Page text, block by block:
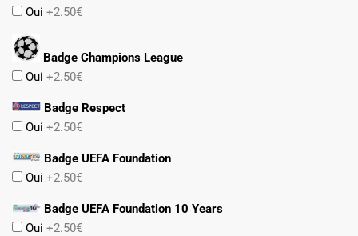
Oui +2.50€
Badge Champions League
Oui +2.50€
Badge Respect
Oui +2.50€
Badge UEFA Foundation
Oui +2.50€
Badge UEFA Foundation 10 Years
Oui +2.50€